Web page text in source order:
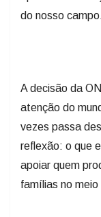
do nosso campo.
A decisão da
atenção do
vezes passa
reflexão: o que
apoiar quem
famílias no meio